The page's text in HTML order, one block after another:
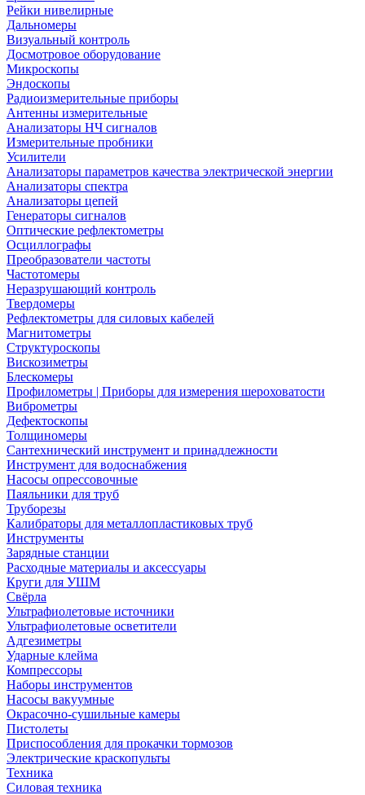
Рейки нивелирные
Дальномеры
Визуальный контроль
Досмотровое оборудование
Микроскопы
Эндоскопы
Радиоизмерительные приборы
Антенны измерительные
Анализаторы НЧ сигналов
Измерительные пробники
Усилители
Анализаторы параметров качества электрической энергии
Анализаторы спектра
Анализаторы цепей
Генераторы сигналов
Оптические рефлектометры
Осциллографы
Преобразователи частоты
Частотомеры
Неразрушающий контроль
Твердомеры
Рефлектометры для силовых кабелей
Магнитометры
Структуроскопы
Вискозиметры
Блескомеры
Профилометры | Приборы для измерения шероховатости
Виброметры
Дефектоскопы
Толщиномеры
Сантехнический инструмент и принадлежности
Инструмент для водоснабжения
Насосы опрессовочные
Паяльники для труб
Труборезы
Калибраторы для металлопластиковых труб
Инструменты
Зарядные станции
Расходные материалы и аксессуары
Круги для УШМ
Свёрла
Ультрафиолетовые источники
Ультрафиолетовые осветители
Адгезиметры
Ударные клейма
Компрессоры
Наборы инструментов
Насосы вакуумные
Окрасочно-сушильные камеры
Пистолеты
Приспособления для прокачки тормозов
Электрические краскопульты
Техника
Силовая техника